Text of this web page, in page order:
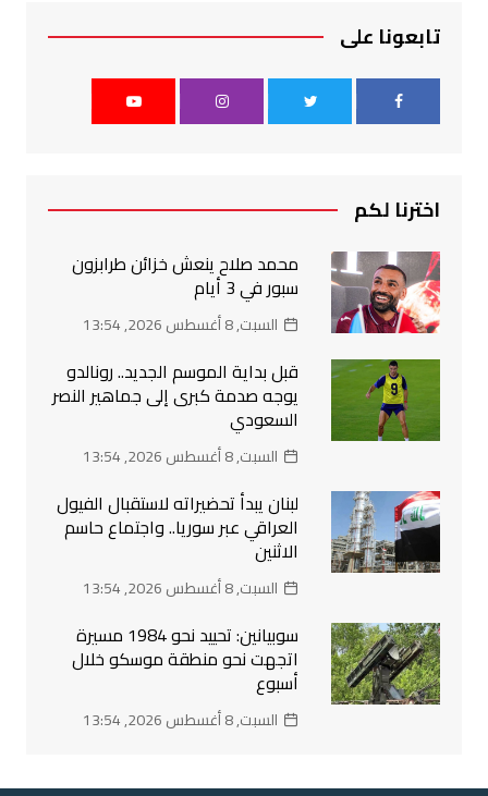
تابعونا على
اخترنا لكم
محمد صلاح ينعش خزائن طرابزون
سبور في 3 أيام
السبت, 8 أغسطس 2026, 13:54
قبل بداية الموسم الجديد.. رونالدو
يوجه صدمة كبرى إلى جماهير النصر
السعودي
السبت, 8 أغسطس 2026, 13:54
لبنان يبدأ تحضيراته لاستقبال الفيول
العراقي عبر سوريا.. واجتماع حاسم
الاثنين
السبت, 8 أغسطس 2026, 13:54
سوبيانين: تحييد نحو 1984 مسيرة
اتجهت نحو منطقة موسكو خلال
أسبوع
السبت, 8 أغسطس 2026, 13:54